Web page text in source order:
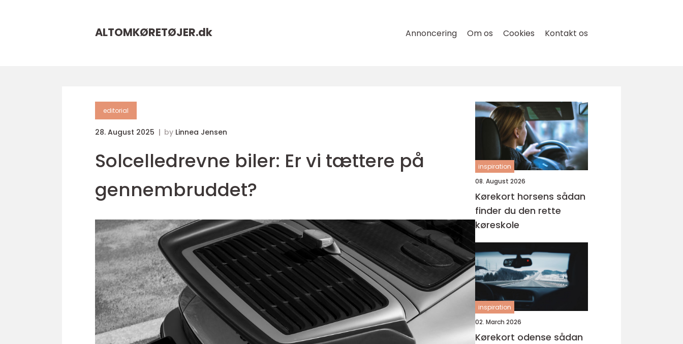
ALTOMKØRETØJER.dk Annoncering Om os Cookies Kontakt os
editorial
28. August 2025 by Linnea Jensen
Solcelledrevne biler: Er vi tættere på
gennembruddet?
inspiration
08. August 2026
Kørekort horsens sådan
finder du den rette
køreskole
inspiration
02. March 2026
Kørekort odense sådan